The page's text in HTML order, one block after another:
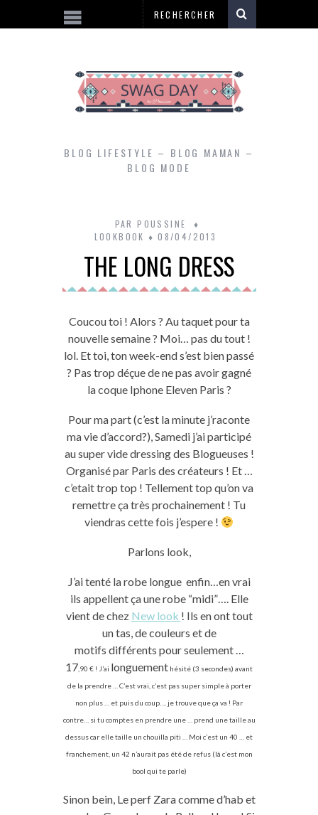
BLOG LIFESTYLE – BLOG MAMAN –
BLOG MODE
PAR POUSSINE
LOOKBOOK
08/04/2013
THE LONG DRESS
Coucou toi ! Alors ? Au taquet pour ta
nouvelle semaine ? Moi… pas du tout !
lol. Et toi, ton week-end s’est bien passé
? Pas trop déçue de ne pas avoir gagné
la coque Iphone Eleven Paris ?
Pour ma part (c’est la minute j’raconte
ma vie d’accord?), Samedi j’ai participé
au super vide dressing des Blogueuses !
Organisé par Paris des créateurs ! Et …
c’etait trop top ! Tellement top qu’on va
remettre ça très prochainement ! Tu
viendras cette fois j’espere !
Parlons look,
J’ai tenté la robe longue enfin…en vrai
ils appellent ça une robe “midi”…. Elle
vient de chez New look ! Ils en ont tout
un tas, de couleurs et de
motifs différents pour seulement …
17 ,90 € ! J’ai longuement hésité (3 secondes) avant
de la prendre … C’est vrai, c’est pas super simple à porter
non plus … et puis du coup…. je trouve que ça va ! Par
contre… si tu comptes en prendre une … prend une taille au
dessus car elle taille un chouilla piti … Moi c’est un 40 … et
franchement, un 42 n’aurait pas étéde refus (là c’est mon
bool qui te parle)
Sinon bein, Le perf Zara comme d’hab et